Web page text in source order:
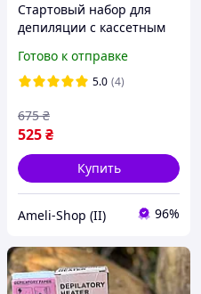
Стартовый набор для
депиляции с кассетным
воск, крем до и после
депиляци AS
Готово к отправке
5.0 (4)
525₴
675 ₴
Купить
Ameli-Shop (II) 96%